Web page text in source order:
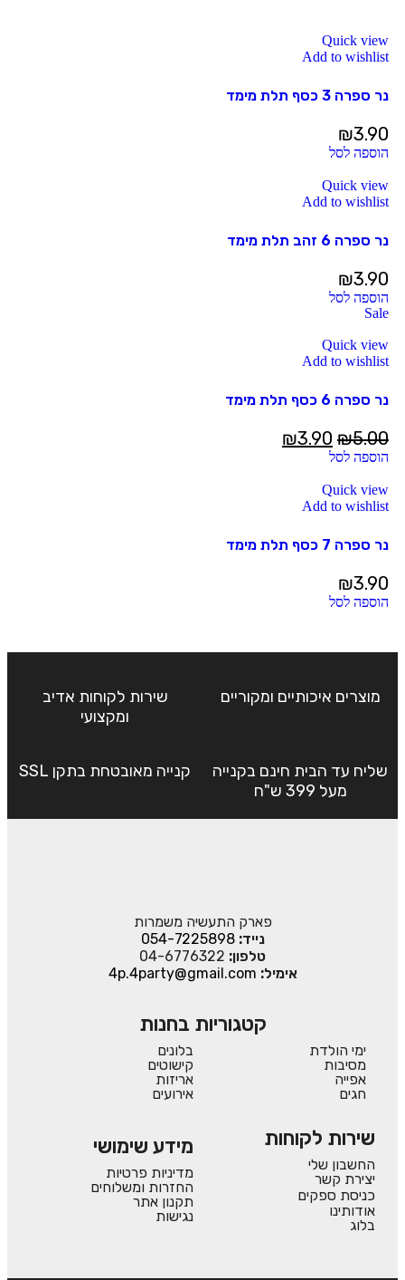
Quick view
Add to wishlist
נר ספרה 3 כסף תלת מימד
₪3.90
הוספה לסל
Quick view
Add to wishlist
נר ספרה 6 זהב תלת מימד
₪3.90
הוספה לסל
Sale
Quick view
Add to wishlist
נר ספרה 6 כסף תלת מימד
₪5.00
₪3.90
הוספה לסל
Quick view
Add to wishlist
נר ספרה 7 כסף תלת מימד
₪3.90
הוספה לסל
מוצרים איכותיים ומקוריים
שירות לקוחות אדיב
ומקצועי
שליח עד הבית חינם בקנייה
מעל 399 ש"ח
קנייה מאובטחת בתקן SSL
פארק התעשיה משמרות
נייד:054-7225898
טלפון: 04-6776322
אימיל: 4p.4party@gmail.com
קטגוריות בחנות
ימי הולדת
מסיבות
אפייה
חגים
בלונים
קישוטים
אריזות
אירועים
שירות לקוחות
החשבון שלי
יצירת קשר
כניסת ספקים
אודותינו
בלוג
מידע שימושי
מדיניות פרטיות
החזרות ומשלוחים
תקנון אתר
נגישות